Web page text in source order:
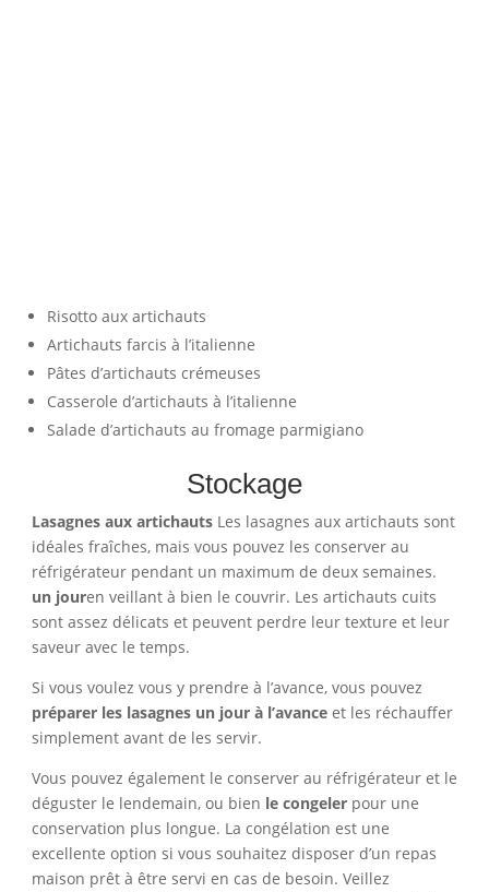
Risotto aux artichauts
Artichauts farcis à l’italienne
Pâtes d’artichauts crémeuses
Casserole d’artichauts à l’italienne
Salade d’artichauts au fromage parmigiano
Stockage
Lasagnes aux artichautsLes lasagnes aux artichauts sont
idéales fraîches, mais vous pouvez les conserver au
réfrigérateur pendant un maximum de deux semaines.
un jouren veillant à bien le couvrir. Les artichauts cuits
sont assez délicats et peuvent perdre leur texture et leur
saveur avec le temps.
Si vous voulez vous y prendre à l’avance, vous pouvez
préparer les lasagnes un jour à l’avanceet les réchauffer
simplement avant de les servir.
Vous pouvez également le conserver au réfrigérateur et le
déguster le lendemain, ou bien le congelerpour une
conservation plus longue. La congélation est une
excellente option si vous souhaitez disposer d’un repas
maison prêt à être servi en cas de besoin. Veillez